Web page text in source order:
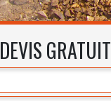
DEVIS GRATUIT